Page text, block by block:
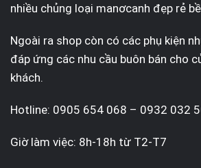
nhiều chủng loại manơcanh đẹp rẻ
Ngoài ra shop còn có các phụ kiện
đáp ứng các nhu cầu buôn bán cho
khách.
Hotline: 0905 654 068 – 0932 032
Giờ làm việc: 8h-18h từ T2-T7